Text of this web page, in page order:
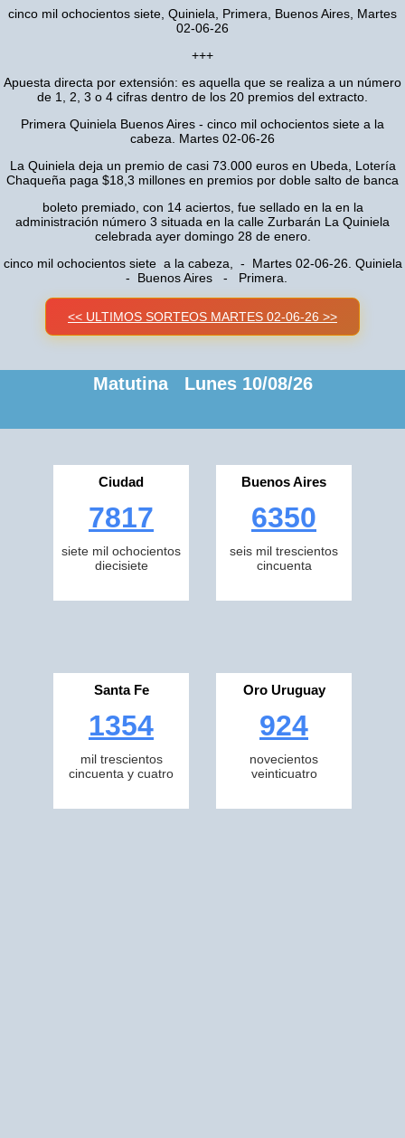
cinco mil ochocientos siete, Quiniela, Primera, Buenos Aires, Martes
02-06-26
+++
Apuesta directa por extensión: es aquella que se realiza a un número
de 1, 2, 3 o 4 cifras dentro de los 20 premios del extracto.
Primera Quiniela Buenos Aires - cinco mil ochocientos siete a la
cabeza. Martes 02-06-26
La Quiniela deja un premio de casi 73.000 euros en Ubeda, Lotería
Chaqueña paga $18,3 millones en premios por doble salto de banca
boleto premiado, con 14 aciertos, fue sellado en la en la
administración número 3 situada en la calle Zurbarán La Quiniela
celebrada ayer domingo 28 de enero.
cinco mil ochocientos siete a la cabeza, - Martes 02-06-26. Quiniela
- Buenos Aires - Primera.
<< ULTIMOS SORTEOS MARTES 02-06-26 >>
Matutina Lunes 10/08/26
Ciudad
7817
siete mil ochocientos
diecisiete
Buenos Aires
6350
seis mil trescientos
cincuenta
Santa Fe
1354
mil trescientos
cincuenta y cuatro
Oro Uruguay
924
novecientos
veinticuatro